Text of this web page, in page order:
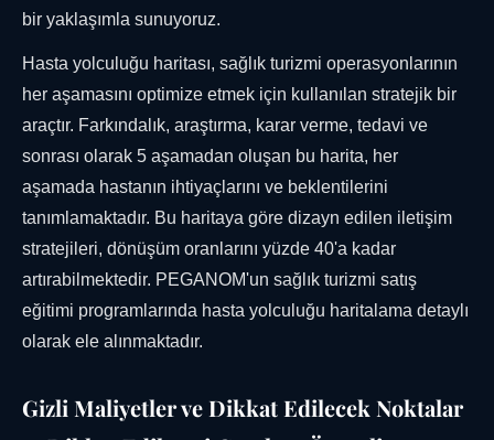
bir yaklaşımla sunuyoruz.
Hasta yolculuğu haritası, sağlık turizmi operasyonlarının
her aşamasını optimize etmek için kullanılan stratejik bir
araçtır. Farkındalık, araştırma, karar verme, tedavi ve
sonrası olarak 5 aşamadan oluşan bu harita, her
aşamada hastanın ihtiyaçlarını ve beklentilerini
tanımlamaktadır. Bu haritaya göre dizayn edilen iletişim
stratejileri, dönüşüm oranlarını yüzde 40'a kadar
artırabilmektedir. PEGANOM'un sağlık turizmi satış
eğitimi programlarında hasta yolculuğu haritalama detaylı
olarak ele alınmaktadır.
Gizli Maliyetler ve Dikkat Edilecek Noktalar